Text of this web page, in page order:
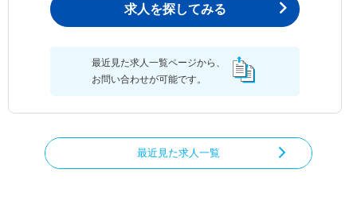
求人を探してみる
最近見た求人一覧ページから、
お問い合わせが可能です。
最近見た求人一覧